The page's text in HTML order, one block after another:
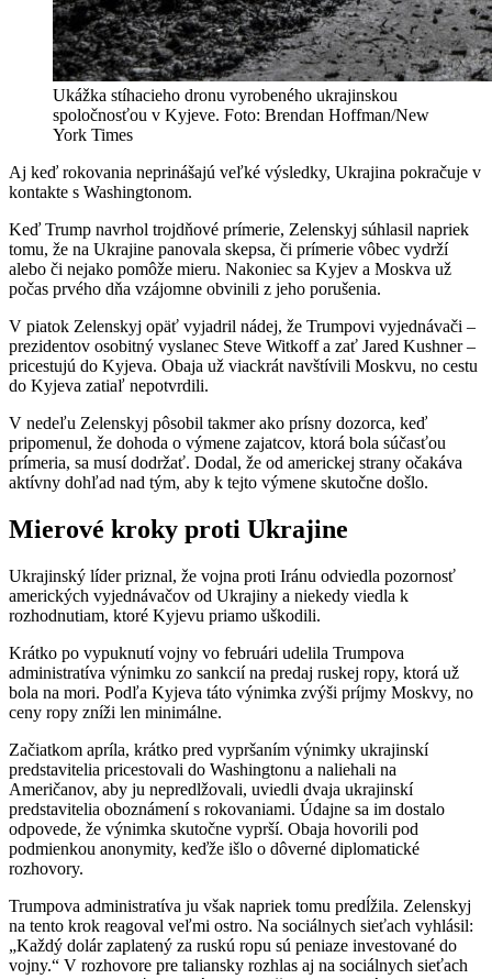
Ukážka stíhacieho dronu vyrobeného ukrajinskou
spoločnosťou v Kyjeve. Foto: Brendan Hoffman/New
York Times
Aj keď rokovania neprinášajú veľké výsledky, Ukrajina pokračuje v
kontakte s Washingtonom.
Keď Trump navrhol trojdňové prímerie, Zelenskyj súhlasil napriek
tomu, že na Ukrajine panovala skepsa, či prímerie vôbec vydrží
alebo či nejako pomôže mieru. Nakoniec sa Kyjev a Moskva už
počas prvého dňa vzájomne obvinili z jeho porušenia.
V piatok Zelenskyj opäť vyjadril nádej, že Trumpovi vyjednávači –
prezidentov osobitný vyslanec Steve Witkoff a zať Jared Kushner –
pricestujú do Kyjeva. Obaja už viackrát navštívili Moskvu, no cestu
do Kyjeva zatiaľ nepotvrdili.
V nedeľu Zelenskyj pôsobil takmer ako prísny dozorca, keď
pripomenul, že dohoda o výmene zajatcov, ktorá bola súčasťou
prímeria, sa musí dodržať. Dodal, že od americkej strany očakáva
aktívny dohľad nad tým, aby k tejto výmene skutočne došlo.
Mierové kroky proti Ukrajine
Ukrajinský líder priznal, že vojna proti Iránu odviedla pozornosť
amerických vyjednávačov od Ukrajiny a niekedy viedla k
rozhodnutiam, ktoré Kyjevu priamo uškodili.
Krátko po vypuknutí vojny vo februári udelila Trumpova
administratíva výnimku zo sankcií na predaj ruskej ropy, ktorá už
bola na mori. Podľa Kyjeva táto výnimka zvýši príjmy Moskvy, no
ceny ropy zníži len minimálne.
Začiatkom apríla, krátko pred vypršaním výnimky ukrajinskí
predstavitelia pricestovali do Washingtonu a naliehali na
Američanov, aby ju nepredlžovali, uviedli dvaja ukrajinskí
predstavitelia oboznámení s rokovaniami. Údajne sa im dostalo
odpovede, že výnimka skutočne vyprší. Obaja hovorili pod
podmienkou anonymity, keďže išlo o dôverné diplomatické
rozhovory.
Trumpova administratíva ju však napriek tomu predĺžila. Zelenskyj
na tento krok reagoval veľmi ostro. Na sociálnych sieťach vyhlásil:
„Každý dolár zaplatený za ruskú ropu sú peniaze investované do
vojny.“ V rozhovore pre taliansky rozhlas aj na sociálnych sieťach